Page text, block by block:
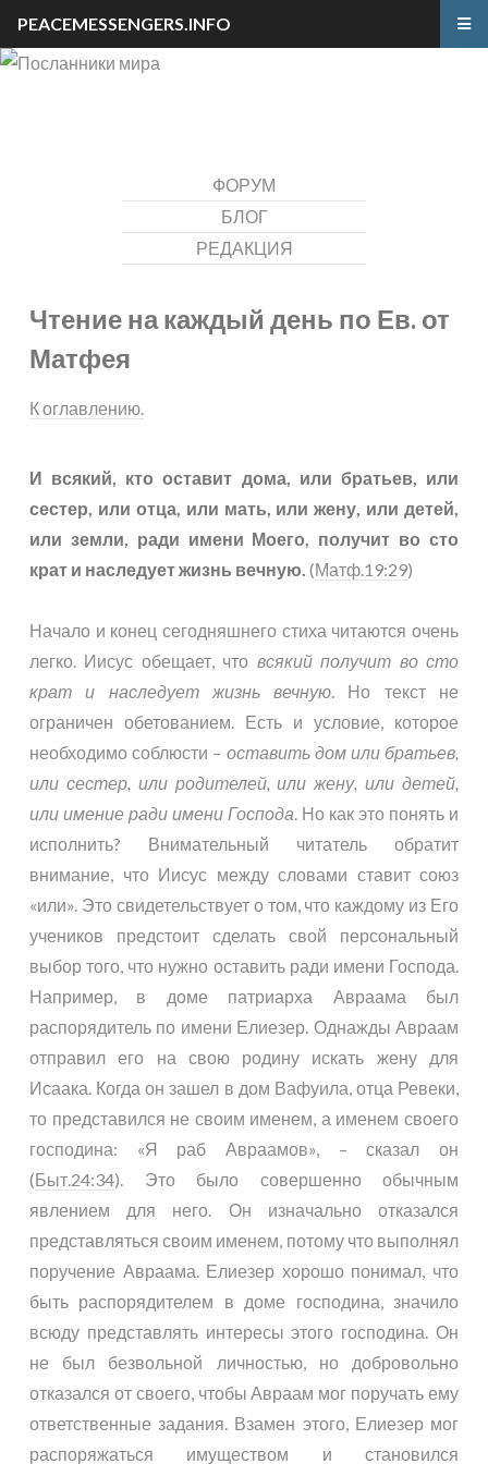
ФОРУМ
БЛОГ
РЕДАКЦИЯ
Чтение на каждый день по Ев. от
Матфея
К оглавлению.
И всякий, кто оставит дома, или братьев, или
сестер, или отца, или мать, или жену, или детей,
или земли, ради имени Моего, получит во сто
крат и наследует жизнь вечную. (Матф.19:29)
Начало и конец сегодняшнего стиха читаются очень
легко. Иисус обещает, что всякий получит во сто
крат и наследует жизнь вечную . Но текст не
ограничен обетованием. Есть и условие, которое
необходимо соблюсти – оставить дом или братьев,
или сестер, или родителей, или жену, или детей,
или имение ради имени Господа . Но как это понять и
исполнить? Внимательный читатель обратит
внимание, что Иисус между словами ставит союз
«или». Это свидетельствует о том, что каждому из Его
учеников предстоит сделать свой персональный
выбор того, что нужно оставить ради имени Господа.
Например, в доме патриарха Авраама был
распорядитель по имени Елиезер. Однажды Авраам
отправил его на свою родину искать жену для
Исаака. Когда он зашел в дом Вафуила, отца Ревеки,
то представился не своим именем, а именем своего
господина: «Я раб Авраамов», – сказал он
(Быт.24:34). Это было совершенно обычным
явлением для него. Он изначально отказался
представляться своим именем, потому что выполнял
поручение Авраама. Елиезер хорошо понимал, что
быть распорядителем в доме господина, значило
всюду представлять интересы этого господина. Он
не был безвольной личностью, но добровольно
отказался от своего, чтобы Авраам мог поручать ему
ответственные задания. Взамен этого, Елиезер мог
распоряжаться имуществом и становился
PEACEMESSENGERS.INFO